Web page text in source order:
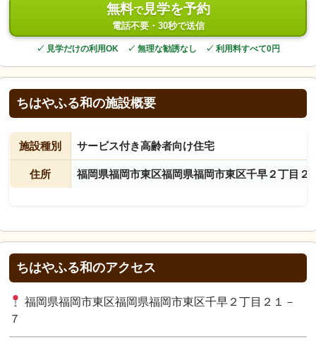
無料で見学を予約
電話不要・30秒で送信
✓ 見学だけの利用OK ✓ 無理な勧誘なし ✓ 利用料すべて0円
ちはやふる和の施設概要
施設種別 サービス付き高齢者向け住宅
住所 福岡県福岡市東区福岡県福岡市東区千早２丁目２
ちはやふる和のアクセス
福岡県福岡市東区福岡県福岡市東区千早２丁目２１－
７